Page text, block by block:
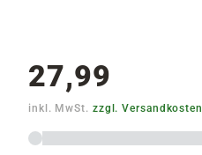
27,99
inkl. MwSt. zzgl. Versandkosten